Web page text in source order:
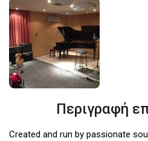
Περιγραφή
Created and run by passionate